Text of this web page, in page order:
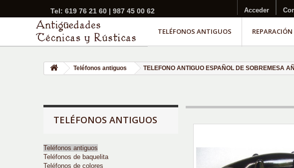
Tel: 619 76 21 60 | 987 45 00 62 Acceder
TELÉFONOS ANTIGUOS
Teléfonos antiguos TELEFONO ANTIGUO ESPAÑOL DE SOBREMESA
TELÉFONOS ANTIGUOS
Teléfonos antiguos
Teléfonos de baquelita
Teléfonos de colores